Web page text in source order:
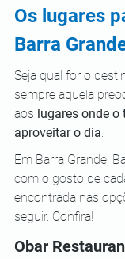
Os lugares
Barra
Seja qual for o
sempre aquela
aos lugares onde o
aproveitar o dia
Em Barra Grande,
com o gosto de
encontrada nas
seguir. Confira!
Obar